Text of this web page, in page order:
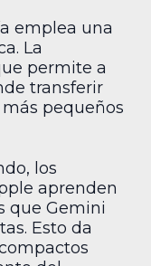
emplea una
La
permite a
transferir
pequeños
los
aprenden
que Gemini
Esto da